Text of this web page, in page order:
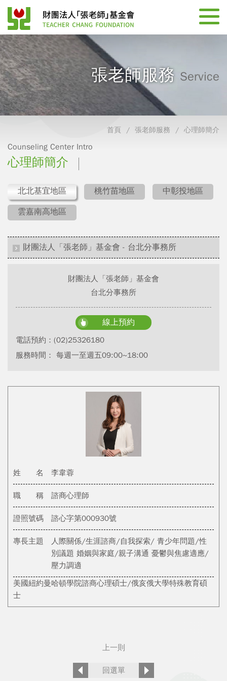
張老師服務 Service
首頁 張老師服務 心理師簡介
Counseling Center Intro
心理師簡介
北北基宜地區 桃竹苗地區 中彰投地區
雲嘉南高地區
財團法人「張老師」基金會 - 台北分事務所
財團法人「張老師」基金會
台北分事務所
線上預約
電話預約： (02)25326180
服務時間： 每週一至週五09:00~18:00
姓 名 李韋蓉
職 稱 諮商心理師
證照號碼 諮心字第000930號
專長主題
人際關係/生涯諮商/自我探索/ 青少年問題/性
別議題 婚姻與家庭/親子溝通 憂鬱與焦慮適應/
壓力調適
美國紐約曼哈頓學院諮商心理碩士/俄亥俄大學特殊教育碩
士
上一則
回選單